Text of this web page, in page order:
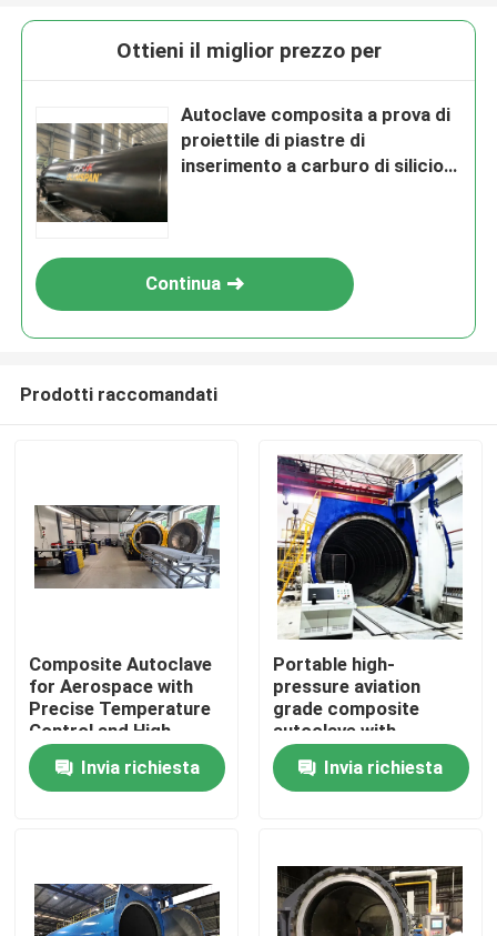
Casa.
Video
Ottieni il miglior prezzo per
Autoclave composita a prova di
proiettile di piastre di
inserimento a carburo di silicio
Continua
Prodotti raccomandati
Composite Autoclave
for Aerospace with
Precise Temperature
Control and High-
Pressure Vessel for
Consistent Curing
Invia richiesta
Portable high-
pressure aviation
grade composite
autoclave with
advanced control
systems for UAV and
aerospace
Invia richiesta